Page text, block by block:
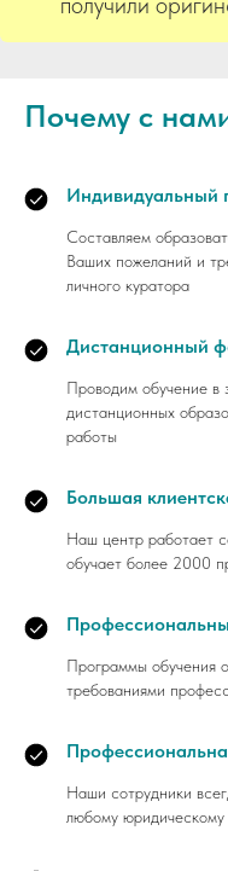
Почему с
Индивидуальный
Составляем
Ваших пожеланий и
личного куратора
Дистанционный
Проводим обучение
дистанционных
работы
Большая
Наш центр работает
обучает более 2000
Программы обучения
требованиями
Наши сотрудники
любому юридическому